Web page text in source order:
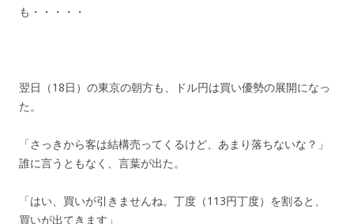
も・・・・・
翌日（18日）の東京の朝方も、ドル円は買い優勢の展開になっ
た。
「さっきから客は結構売ってくるけど、あまり落ちないな？」
誰に言うともなく、言葉が出た。
「はい、買いが引きませんね。丁度（113円丁度）を割ると、
買いが出てきます」